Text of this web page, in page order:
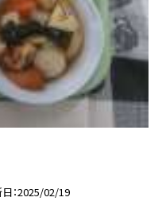
2025/02/19